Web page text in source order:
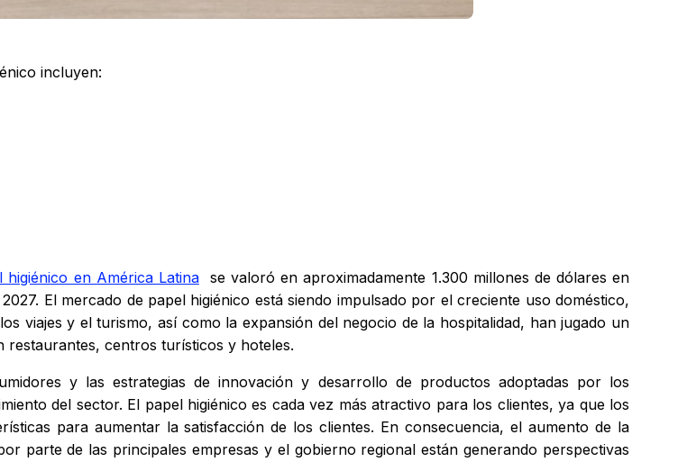
incluyen:
higiénico en América Latinase valoró en aproximadamente 1.300 millones de dólares en
El mercado de papel higiénico está siendo impulsado por el creciente uso doméstico,
viajes y el turismo, así como la expansión del negocio de la hospitalidad, han jugado un
restaurantes, centros turísticos y hoteles.
y las estrategias de innovación y desarrollo de productos adoptadas por los
del sector. El papel higiénico es cada vez más atractivo para los clientes, ya que los
para aumentar la satisfacción de los clientes. En consecuencia, el aumento de la
parte de las principales empresas y el gobierno regional están generando perspectivas